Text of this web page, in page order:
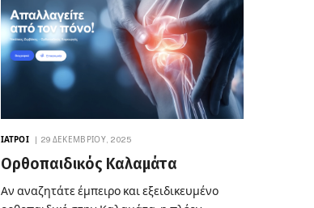
ΙΑΤΡΟΊ 29 ΔΕΚΕΜΒΡΊΟΥ, 2025
Ορθοπαιδικός Καλαμάτα
Αν αναζητάτε έμπειρο και εξειδικευμένο